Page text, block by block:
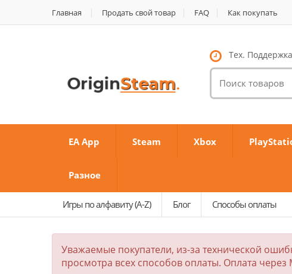
Главная Продать свой товар FAQ Как покупать
Тех.
Поиск
товаров:
EA App Steam Xbox
Разное
Игры по алфавиту (A-Z) Блог Способы оплаты
Уважаемые покупатели, из-за технической
просмотра всех способов оплаты. Оплата